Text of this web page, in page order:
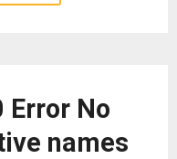
Error No
names